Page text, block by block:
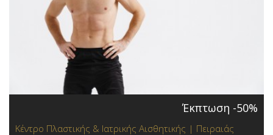
Έκπτωση -50%
Κέντρο Πλαστικής & Ιατρικής Αισθητικής | Πειραιάς